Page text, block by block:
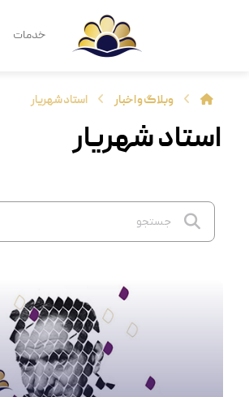
خدمات
وبلاگ و اخبار استاد شهریار
استاد شهریار